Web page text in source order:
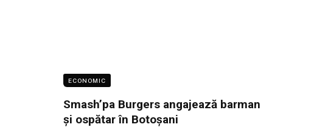
ECONOMIC
Smash’pa Burgers angajează barman
și ospătar în Botoșani